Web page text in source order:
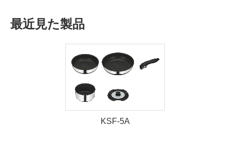
最近見た製品
KSF-5A